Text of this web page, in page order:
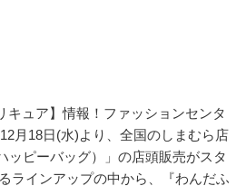
キュア】情報！ファッションセンタ
月18日(水)より、全国のしまむら店
ッピーバッグ）」の店頭販売がスタ
ラインアップの中から、『わんだふ